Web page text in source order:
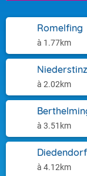
Romelfing
à 1.77km
à 2.02km
à 3.51km
Diedendorf
à 4.12km